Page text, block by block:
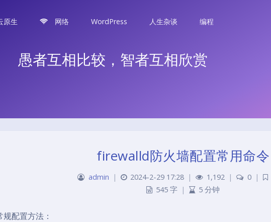
原生 网络 WordPress 人生杂谈 编程
愚者互相比较，智者互相欣赏
firewalld防火墙配置常用命令
admin | 2024-2-29 17:28 | 1,192 | 0 |
545 字 | 5 分钟
规配置方法：